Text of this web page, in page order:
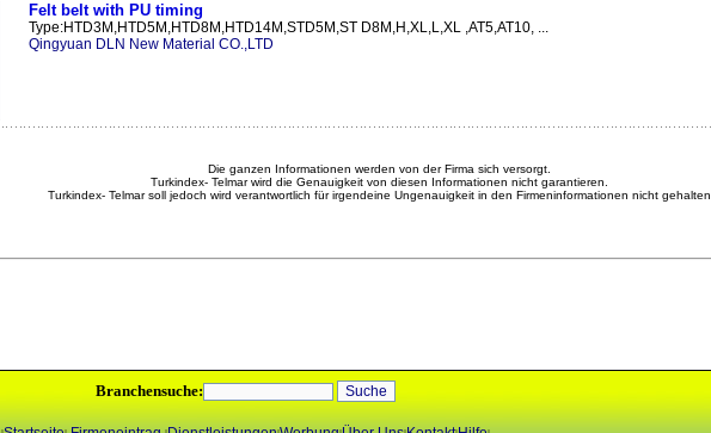
Felt belt with PU timing
Type:HTD3M,HTD5M,HTD8M,HTD14M,STD5M,ST D8M,H,XL,L,XL ,AT5,AT10, ...
Qingyuan DLN New Material CO.,LTD
Die ganzen Informationen werden von der Firma sich versorgt.
Turkindex- Telmar wird die Genauigkeit von diesen Informationen nicht garantieren.
Turkindex- Telmar soll jedoch wird verantwortlich für irgendeine Ungenauigkeit in den Firmeninformationen nicht gehalten
Branchensuche: